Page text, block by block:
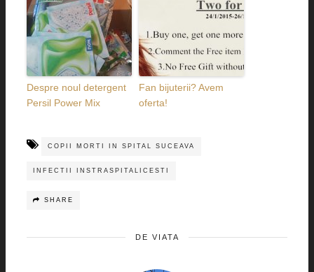
Despre noul detergent
Persil Power Mix
Fan bijuterii? Avem
oferta!
COPII MORTI IN SPITAL SUCEAVA
INFECTII INSTRASPITALICESTI
SHARE
DE VIATA